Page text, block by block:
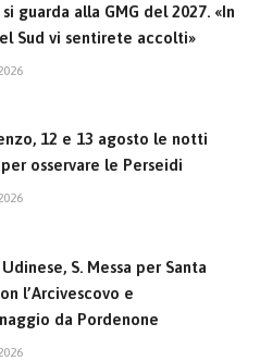
guarda alla GMG del 2027. «In
Sud vi sentirete accolti»
12 e 13 agosto le notti
osservare le Perseidi
S. Messa per Santa
l’Arcivescovo e
da Pordenone